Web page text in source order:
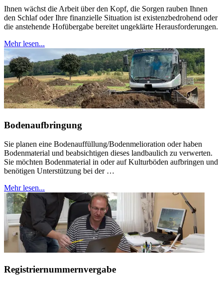
Ihnen wächst die Arbeit über den Kopf, die Sorgen rauben Ihnen
den Schlaf oder Ihre finanzielle Situation ist existenzbedrohend oder
die anstehende Hofübergabe bereitet ungeklärte Herausforderungen.
Mehr lesen...
Bodenaufbringung
Sie planen eine Bodenauffüllung/Bodenmelioration oder haben
Bodenmaterial und beabsichtigen dieses landbaulich zu verwerten.
Sie möchten Bodenmaterial in oder auf Kulturböden aufbringen und
benötigen Unterstützung bei der …
Mehr lesen...
Registriernummernvergabe